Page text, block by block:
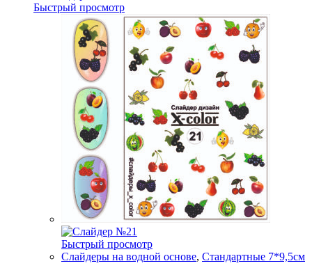
Быстрый просмотр
Быстрый просмотр
Слайдеры на водной основе, Стандартные 7*9,5см